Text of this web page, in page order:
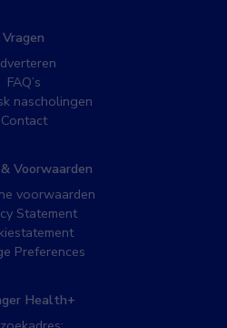
Vragen
FAQ’s
nascholingen
Contact
Voorwaarden
voorwaarden
Statement
Preferences
Health+